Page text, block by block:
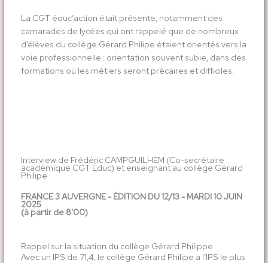
La CGT éduc’action était présente, notamment des
camarades de lycées qui ont rappelé que de nombreux
d’élèves du collège Gérard Philipe étaient orientés vers la
voie professionnelle : orientation souvent subie, dans des
formations où les métiers seront précaires et difficiles.
Interview de Frédéric CAMPGUILHEM (Co-secrétaire
académique CGT Éduc) et enseignant au collège Gérard
Philipe
FRANCE 3 AUVERGNE - ÉDITION DU 12/13 - MARDI 10 JUIN
2025
(à partir de 8'00)
Rappel sur la situation du collège Gérard Philippe
Avec un IPS de 71,4, le collège Gérard Philipe a l’IPS le plus